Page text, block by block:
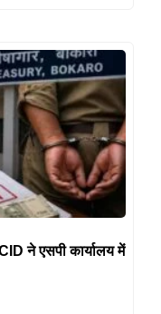
ने एसपी कार्यालय में